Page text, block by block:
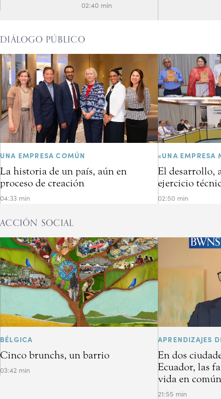
02:40 min
DIÁLOGO PÚBLICO
UNA EMPRESA COMÚN
La historia de un país, aún en
proceso de creación
04:33 min
«UNA EMPRESA
El desarrollo,
ejercicio
02:50 min
ACCIÓN SOCIAL
BÉLGICA
Cinco brunchs, un barrio
03:42 min
APRENDIZAJES
En dos
Ecuador, las
vida en
21:55 min